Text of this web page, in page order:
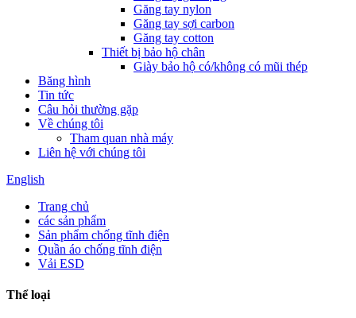
Găng tay nylon
Găng tay sợi carbon
Găng tay cotton
Thiết bị bảo hộ chân
Giày bảo hộ có/không có mũi thép
Băng hình
Tin tức
Câu hỏi thường gặp
Về chúng tôi
Tham quan nhà máy
Liên hệ với chúng tôi
English
Trang chủ
các sản phẩm
Sản phẩm chống tĩnh điện
Quần áo chống tĩnh điện
Vải ESD
Thể loại